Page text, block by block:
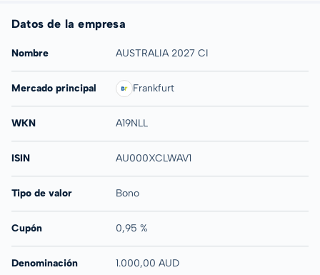
Datos de la empresa
Nombre AUSTRALIA 2027 CI
Mercado principal Frankfurt
WKN A19NLL
ISIN AU000XCLWAV1
Tipo de valor Bono
Cupón 0,95 %
Denominación 1.000,00 AUD